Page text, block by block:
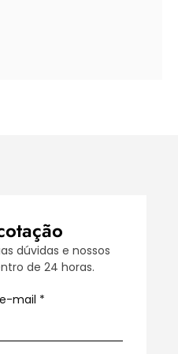
dúvidas e nossos
de 24 horas.
mail *